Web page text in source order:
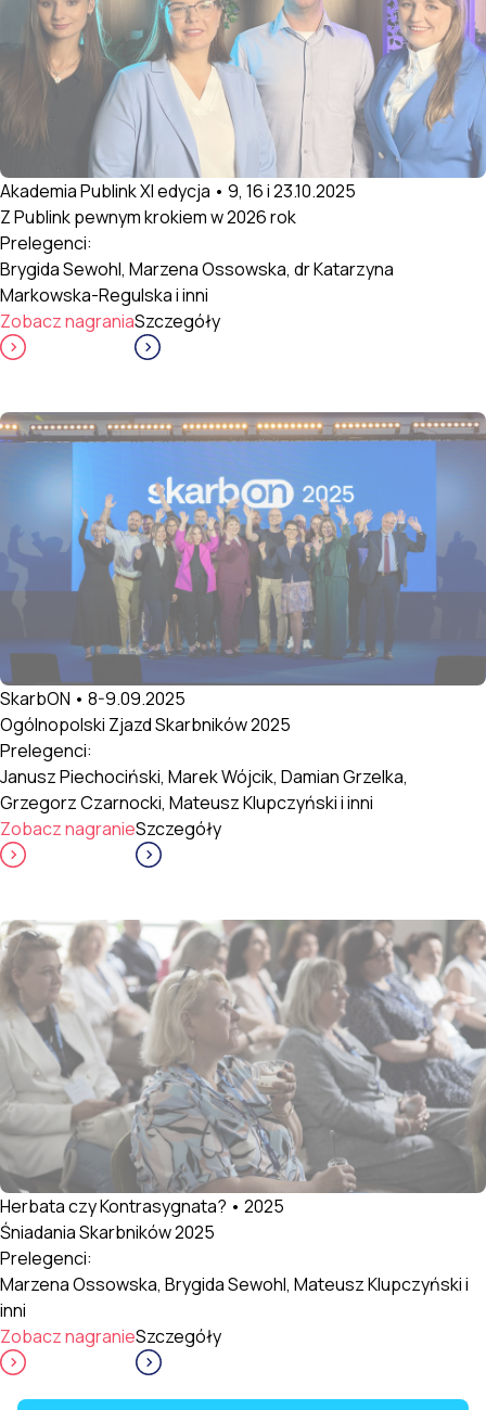
Akademia Publink XI edycja • 9, 16 i 23.10.2025
Z Publink pewnym krokiem w 2026 rok
Prelegenci:
Brygida Sewohl, Marzena Ossowska, dr Katarzyna
Markowska-Regulska i inni
Zobacz nagraniaSzczegóły
SkarbON • 8-9.09.2025
Ogólnopolski Zjazd Skarbników 2025
Prelegenci:
Janusz Piechociński, Marek Wójcik, Damian Grzelka,
Grzegorz Czarnocki, Mateusz Klupczyński i inni
Zobacz nagranieSzczegóły
Herbata czy Kontrasygnata? • 2025
Śniadania Skarbników 2025
Prelegenci:
Marzena Ossowska, Brygida Sewohl, Mateusz Klupczyński i
inni
Zobacz nagranieSzczegóły